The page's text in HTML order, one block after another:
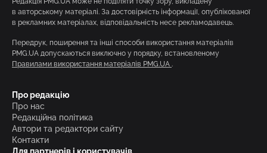
в авторському матеріалі. За достовірність інформації, опублікованої
в рекламних матеріалах, відповідальність несе рекламодавець.
Передрук, поширення та інші способи використання матеріалів
PMG.UA допускаються виключно у порядку, встановленому
Правилами використання матеріалів PMG.UA .
Про редакцію
Про нас
Редакційна політика
Автори та редактори сайту
Контакти